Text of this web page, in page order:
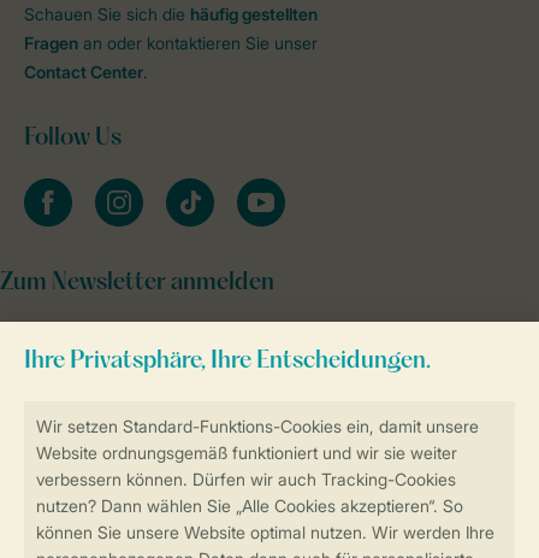
Sicher und schnell zur Online-Buchung
Sichere Datenübertragung
Schauen Sie sich die häufig gestellten
Fragen an oder kontaktieren Sie unser
Contact Center.
Follow Us
facebookinstagramtiktok youtube
Zum Newsletter anmelden